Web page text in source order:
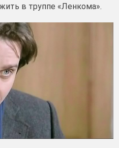
в труппе «Ленкома».